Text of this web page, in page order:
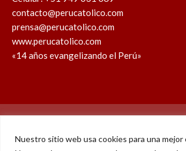
Nuestro sitio web usa cookies para una mejor
contacto@perucatolico.com
prensa@perucatolico.com
www.perucatolico.com
«14 años evangelizando el Perú»
Política de cookies Política de